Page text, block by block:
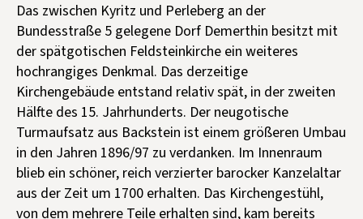
Das zwischen Kyritz und Perleberg an der
Bundesstraße 5 gelegene Dorf Demerthin besitzt mit
der spätgotischen Feldsteinkirche ein weiteres
hochrangiges Denkmal. Das derzeitige
Kirchengebäude entstand relativ spät, in der zweiten
Hälfte des 15. Jahrhunderts. Der neugotische
Turmaufsatz aus Backstein ist einem größeren Umbau
in den Jahren 1896/97 zu verdanken. Im Innenraum
blieb ein schöner, reich verzierter barocker Kanzelaltar
aus der Zeit um 1700 erhalten. Das Kirchengestühl,
von dem mehrere Teile erhalten sind, kam bereits